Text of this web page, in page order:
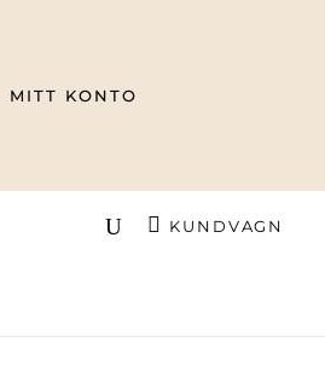
MITT KONTO
KUNDVAGN